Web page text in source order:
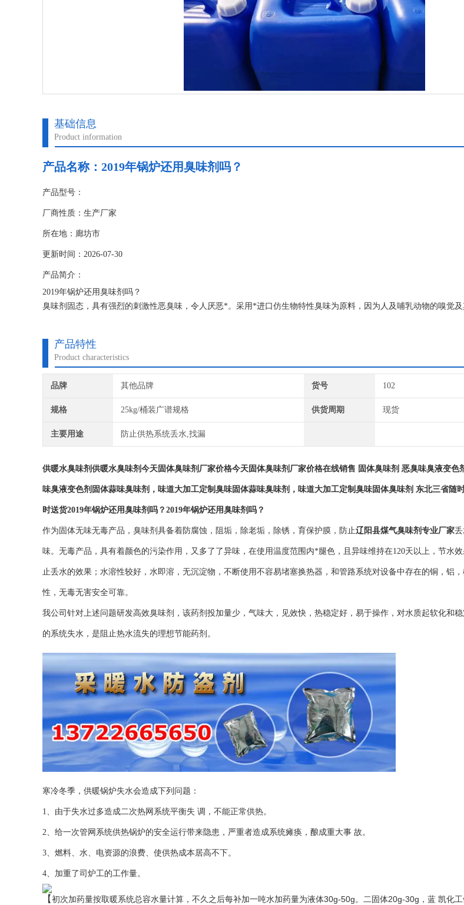
基础信息
Product information
产品名称： 2019年锅炉还用臭味剂吗？
产品型号：
厂商性质：生产厂家
所在地：廊坊市
更新时间：2026-07-30
产品简介：
2019年锅炉还用臭味剂吗？
臭味剂固态，具有强烈的刺激性恶臭味，令人厌恶*。采用*进口仿生物特性臭味为原料，因为人及哺乳动物的嗅觉
产品特性
Product characteristics
品牌 其他品牌 货号 102
规格 25kg/桶装广谱规格 供货周期 现货
主要用途 防止供热系统丢水,找漏
供暖水臭味剂 供暖水臭味剂 今天固体臭味剂厂家价格今天固体臭味剂厂家价格在线销售 固体臭味剂 恶臭味臭液变色
味臭液变色剂固体蒜味臭味剂，味道大加工定制臭味固体蒜味臭味剂，味道大加工定制臭味固体臭味剂 东北三省随
时送货2019年锅炉还用臭味剂吗？ 2019年锅炉还用臭味剂吗？
作为固体无味无毒产品，臭味剂具备着防腐蚀，阻垢，除老垢，除锈，育保护膜，防止辽阳县煤气臭味剂专业厂家
味。无毒产品，具有着颜色的污染作用，又多了了异味，在使用温度范围内*腿色，且异味维持在120天以上，节水
止丢水的效果；水溶性较好，水即溶，无沉淀物，不断使用不容易堵塞换热器，和管路系统对设备中存在的铜，铝
性，无毒无害安全可靠。
我公司针对上述问题研发高效臭味剂，该药剂投加量少，气味大，见效快，热稳定好，易于操作，对水质起软化和
的系统失水，是阻止热水流失的理想节能药剂。
寒冷冬季，供暖锅炉失水会造成下列问题：
1、由于失水过多造成二次热网系统平衡失 调，不能正常供热。
2、给一次管网系统供热锅炉的安全运行带来隐患，严重者造成系统瘫痪，酿成重大事 故。
3、燃料、水、电资源的浪费、使供热成本居高不下。
4、加重了司炉工的工作量。
【初次加药量按取暖系统总容水量计算，不久之后每补加一吨水加药量为液体30g-50g。二固体20g-30g，蓝 凯化